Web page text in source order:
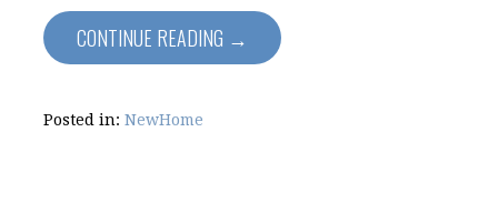
CONTINUE READING →
Posted in: NewHome